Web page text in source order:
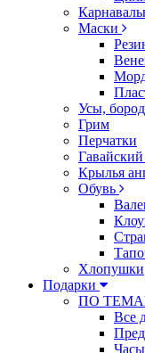
Маски
Усы,
Грим
Перчатки
Гавайский
Крылья
Обувь
Хлопушки
Подарки
ПО
Все
Часы